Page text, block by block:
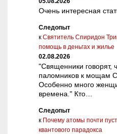
Очень интересная
Следопыт
к Святитель Спиридон
помощь в деньгах и жилье
02.08.2026
"Священники говорят,
паломников к мощам
Особенно много
времена." Кто…
Следопыт
к Почему атомы почти
квантового парадокса